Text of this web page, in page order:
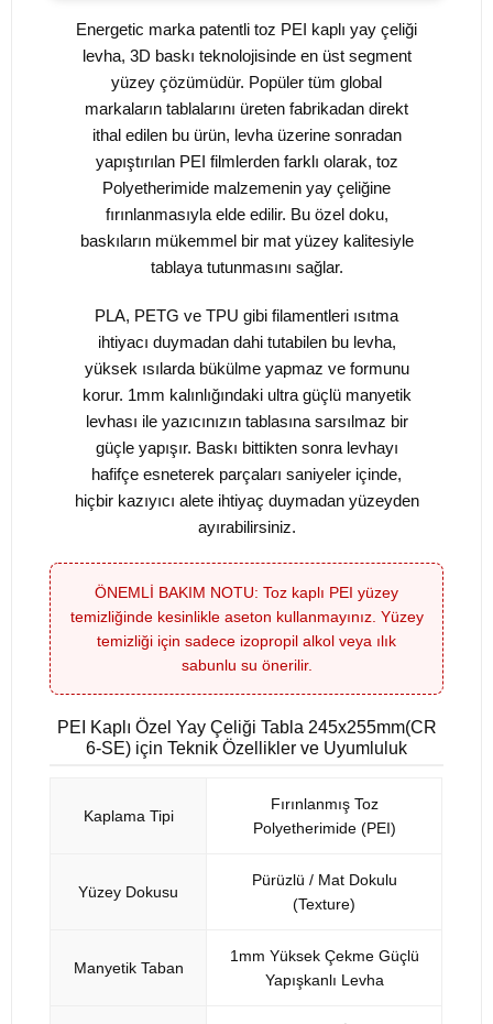
Energetic marka patentli toz PEI kaplı yay çeliği
levha, 3D baskı teknolojisinde en üst segment
yüzey çözümüdür. Popüler tüm global
markaların tablalarını üreten fabrikadan direkt
ithal edilen bu ürün, levha üzerine sonradan
yapıştırılan PEI filmlerden farklı olarak, toz
Polyetherimide malzemenin yay çeliğine
fırınlanmasıyla elde edilir. Bu özel doku,
baskıların mükemmel bir mat yüzey kalitesiyle
tablaya tutunmasını sağlar.
PLA, PETG ve TPU gibi filamentleri ısıtma
ihtiyacı duymadan dahi tutabilen bu levha,
yüksek ısılarda bükülme yapmaz ve formunu
korur. 1mm kalınlığındaki ultra güçlü manyetik
levhası ile yazıcınızın tablasına sarsılmaz bir
güçle yapışır. Baskı bittikten sonra levhayı
hafifçe esneterek parçaları saniyeler içinde,
hiçbir kazıyıcı alete ihtiyaç duymadan yüzeyden
ayırabilirsiniz.
ÖNEMLİ BAKIM NOTU: Toz kaplı PEI yüzey
temizliğinde kesinlikle aseton kullanmayınız. Yüzey
temizliği için sadece izopropil alkol veya ılık
sabunlu su önerilir.
PEI Kaplı Özel Yay Çeliği Tabla 245x255mm(CR
6-SE) için Teknik Özellikler ve Uyumluluk
Kaplama Tipi
Fırınlanmış Toz
Polyetherimide (PEI)
Yüzey Dokusu
Pürüzlü / Mat Dokulu
(Texture)
Manyetik Taban
1mm Yüksek Çekme Güçlü
Yapışkanlı Levha